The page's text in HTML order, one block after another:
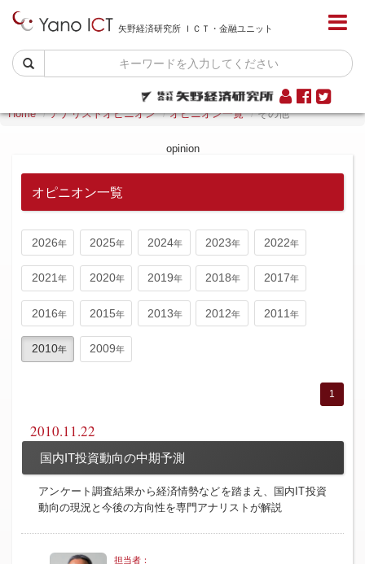
矢野経済研究所 ＩＣＴ・金融ユニット
Home アナリストオピニオン オピニオン一覧 その他
opinion
オピニオン一覧
2026 2025 2024 2023 2022
2021 2020 2019 2018 2017
2016 2015 2013 2012 2011
2010 2009
1
2010.11.22
国内IT投資動向の中期予測
アンケート調査結果から経済情勢などを踏まえ、国内IT投資
動向の現況と今後の方向性を専門アナリストが解説